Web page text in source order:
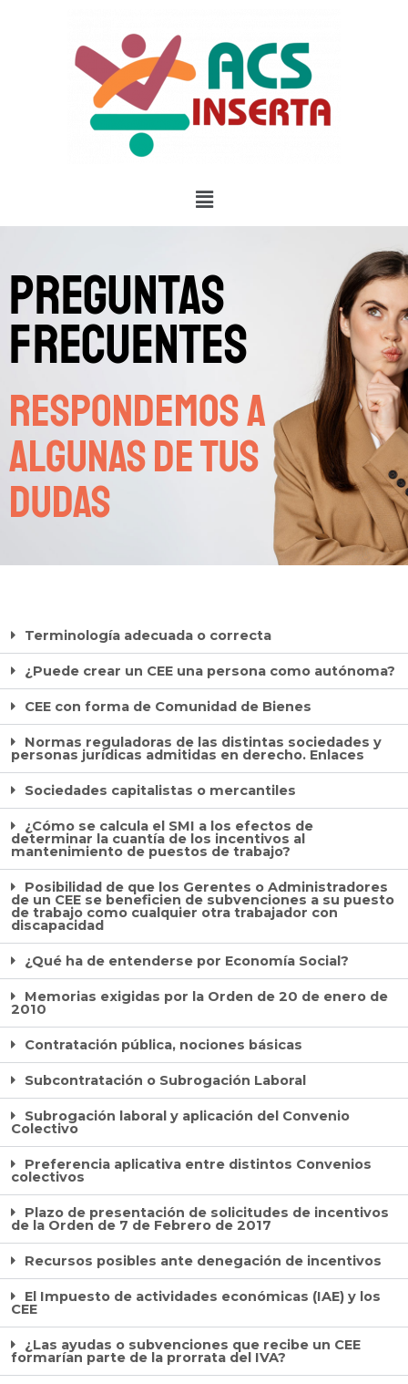
preguntas
frecuentes
Respondemos a
algunas de tus
dudas
Terminología adecuada o correcta
¿Puede crear un CEE una persona como autónoma?
CEE con forma de Comunidad de Bienes
Normas reguladoras de las distintas sociedades y
personas jurídicas admitidas en derecho. Enlaces
Sociedades capitalistas o mercantiles
¿Cómo se calcula el SMI a los efectos de
determinar la cuantía de los incentivos al
mantenimiento de puestos de trabajo?
Posibilidad de que los Gerentes o Administradores
de un CEE se beneficien de subvenciones a su puesto
de trabajo como cualquier otra trabajador con
discapacidad
¿Qué ha de entenderse por Economía Social?
Memorias exigidas por la Orden de 20 de enero de
2010
Contratación pública, nociones básicas
Subcontratación o Subrogación Laboral
Subrogación laboral y aplicación del Convenio
Colectivo
Preferencia aplicativa entre distintos Convenios
colectivos
Plazo de presentación de solicitudes de incentivos
de la Orden de 7 de Febrero de 2017
Recursos posibles ante denegación de incentivos
El Impuesto de actividades económicas (IAE) y los
CEE
¿Las ayudas o subvenciones que recibe un CEE
formarían parte de la prorrata del IVA?